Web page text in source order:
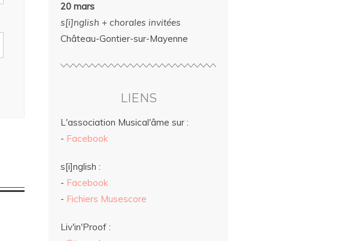
20 mars
s[i]nglish + chorales invitées
Château-Gontier-sur-Mayenne
LIENS
L'association Musical'âme sur :
- Facebook
s[i]nglish :
- Facebook
- Fichiers Musescore
Liv'in'Proof :